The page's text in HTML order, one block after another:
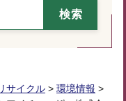
サイクル > 環境情報 >